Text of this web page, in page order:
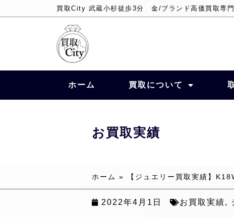
買取City 武蔵小杉徒歩3分 金/ブランド高価買取専
ホーム 買取について
お買取実績
ホーム » 【ジュエリー買取実績】
2022年4月1日 お買取実績,